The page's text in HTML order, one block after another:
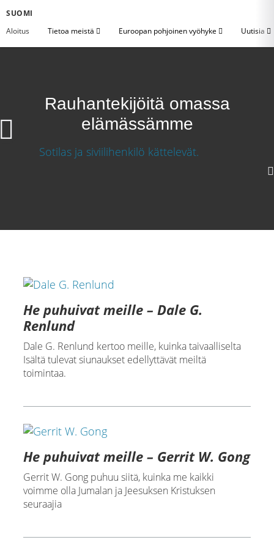
SUOMI
Aloitus
Tietoa meistä Euroopan pohjoinen vyöhyke Uutisia
Rauhantekijöitä omassa
elämässämme
He puhuivat meille – Dale G.
Renlund
Dale G. Renlund kertoo meille, kuinka taivaalliselta
Isältä tulevat siunaukset edellyttävät meiltä
toimintaa.
He puhuivat meille – Gerrit W. Gong
Gerrit W. Gong puhuu siitä, kuinka me kaikki
voimme olla Jumalan ja Jeesuksen Kristuksen
seuraajia